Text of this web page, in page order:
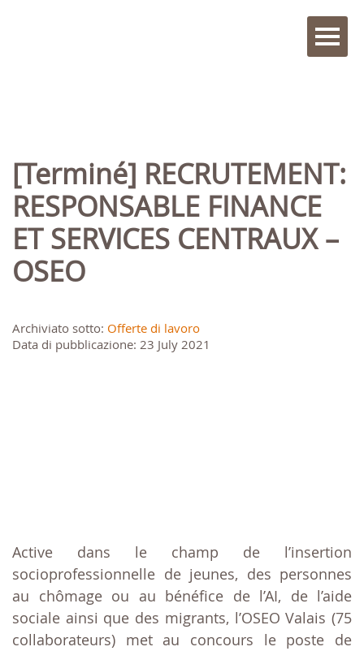
[Terminé] RECRUTEMENT:
RESPONSABLE FINANCE
ET SERVICES CENTRAUX –
OSEO
Archiviato sotto: Offerte di lavoro
Data di pubblicazione: 23 July 2021
Active dans le champ de l’insertion
socioprofessionnelle de jeunes, des personnes
au chômage ou au bénéfice de l’AI, de l’aide
sociale ainsi que des migrants, l’OSEO Valais (75
collaborateurs) met au concours le poste de